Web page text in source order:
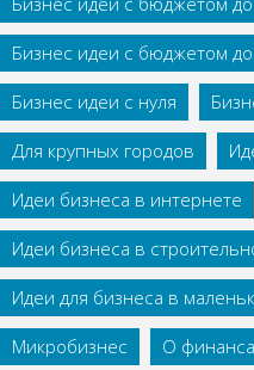
Бизнес идеи с бюджетом
Бизнес идеи с нуля
Для крупных городов
Идеи бизнеса в интернете
Идеи бизнеса в
Идеи для бизнеса в
Микробизнес
О